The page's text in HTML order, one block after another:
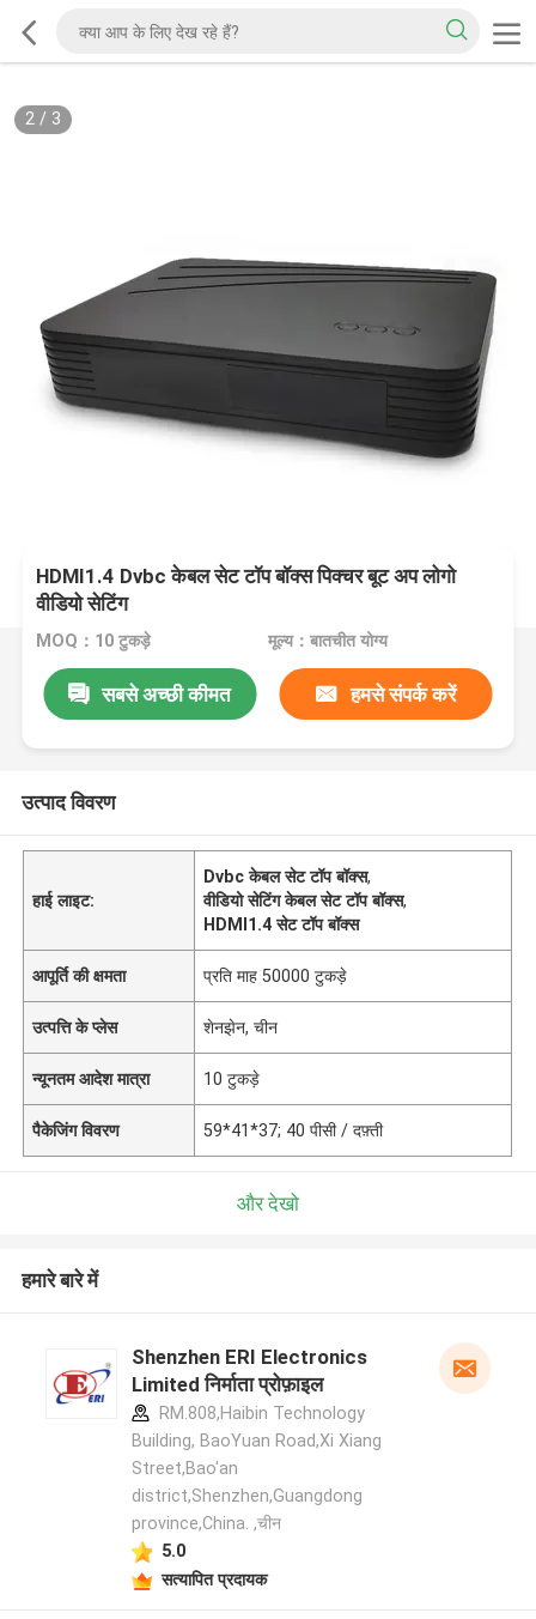
2/ 3
HDMI1.4 Dvbc केबल सेट टॉप बॉक्स पिक्चर बूट अप लोगो
वीडियो सेटिंग
MOQ：10 टुकड़े मूल्य：बातचीत योग्य
सबसे अच्छी कीमत हमसे संपर्क करें
उत्पाद विवरण
हाई लाइट:
Dvbc केबल सेट टॉप बॉक्स,
वीडियो सेटिंग केबल सेट टॉप बॉक्स,
HDMI1.4 सेट टॉप बॉक्स
आपूर्ति की क्षमता प्रति माह 50000 टुकड़े
उत्पत्ति के प्लेस शेनझेन, चीन
न्यूनतम आदेश मात्रा 10 टुकड़े
पैकेजिंग विवरण 59*41*37; 40 पीसी / दफ़्ती
और देखो
हमारे बारे में
Shenzhen ERI Electronics
Limited निर्माता प्रोफ़ाइल
RM.808,Haibin Technology
Building, BaoYuan Road,Xi Xiang
Street,Bao'an
district,Shenzhen,Guangdong
province,China. ,चीन
5.0
सत्यापित प्रदायक